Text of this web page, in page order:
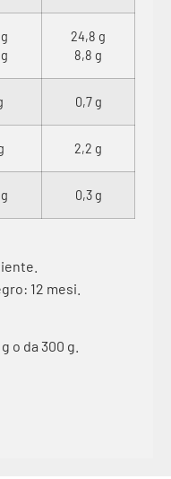
24,8 g
8,8 g
0,7 g
2,2 g
0,3 g
12 mesi.
o da 300 g.